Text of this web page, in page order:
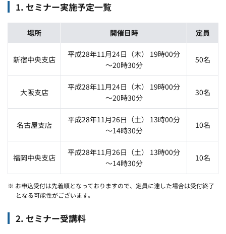
1. セミナー実施予定一覧
場所 開催日時 定員
新宿中央支店
平成28年11月24日（木） 19時00分
～20時30分
50名
大阪支店
平成28年11月24日（木） 19時00分
～20時30分
30名
名古屋支店
平成28年11月26日（土） 13時00分
～14時30分
10名
福岡中央支店
平成28年11月26日（土） 13時00分
～14時30分
10名
※ お申込受付は先着順となっておりますので、定員に達した場合は受付終了
となる可能性がございます。
2. セミナー受講料